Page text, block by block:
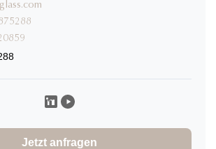
Jetzt anfragen